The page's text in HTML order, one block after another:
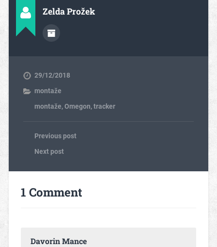
Zelda Prožek
29/12/2018
montaže
montaže,Omegon,tracker
Previous post
Next post
1 Comment
Davorin Mance